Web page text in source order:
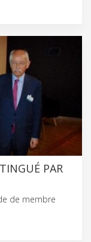
PAR
de membre